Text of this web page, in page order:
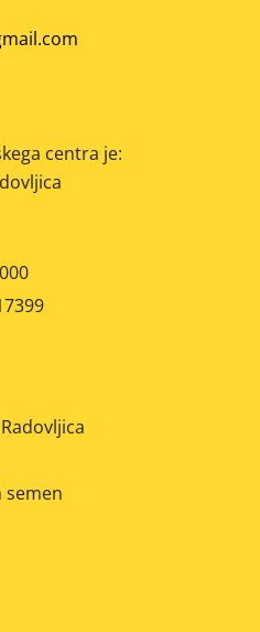
centra je:
semen